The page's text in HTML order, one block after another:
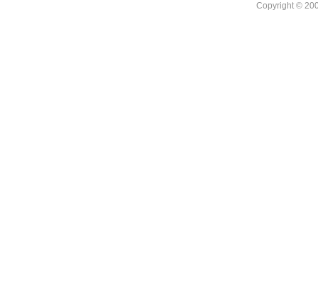
Copyright ©